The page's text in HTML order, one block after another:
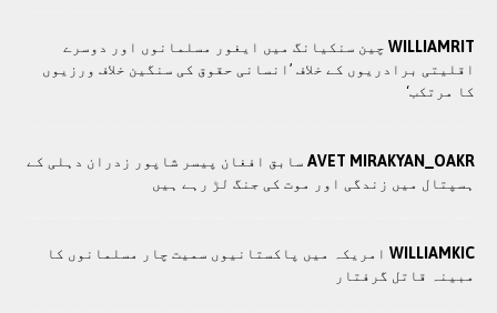
WILLIAMRIT چین سنکیانگ میں ایغور مسلمانوں اور دوسرے
اقلیتی برادريوں کے خلاف ’انسانی حقوق کی سنگین خلاف ورزیوں
کا مرتکب‘
AVET MIRAKYAN_OAKR سابق افغان پیسر شاپور زدران دہلی کے
ہسپتال میں زندگی اور موت کی جنگ لڑ رہے ہیں
WILLIAMKIC امریکہ میں پاکستانیوں سمیت چار مسلمانوں کا
مبینہ قاتل گرفتار